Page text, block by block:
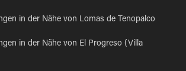
in der Nähe von Lomas de Tenopalco
in der Nähe von El Progreso (Villa